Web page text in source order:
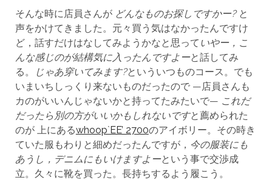
そんな時に店員さんが どんなものお探しですかー?と
声をかけてきました。元々買う気はなかったんですけ
ど，話すだけはなしてみようかなと思って いやー，こ
んな感じのが結構気に入ったんですよーと話してみ
る。
じゃあ穿いてみます?といういつものコース。でも
いまいちしっくり来ないものだったので —店員さんも
カのがいいんじゃないかと持ってたみたいで— これだ
だったら別の方がいいかもしれないですと薦められた
のが 上にあるwhoop`EE’ 2700のアイボリー。その時き
ていた服もわりと細めだったんですが， 今の服装にも
あうし，デニムにもいけますよーという事で交渉成
立。久々に靴を買った。長持ちするよう履こう。